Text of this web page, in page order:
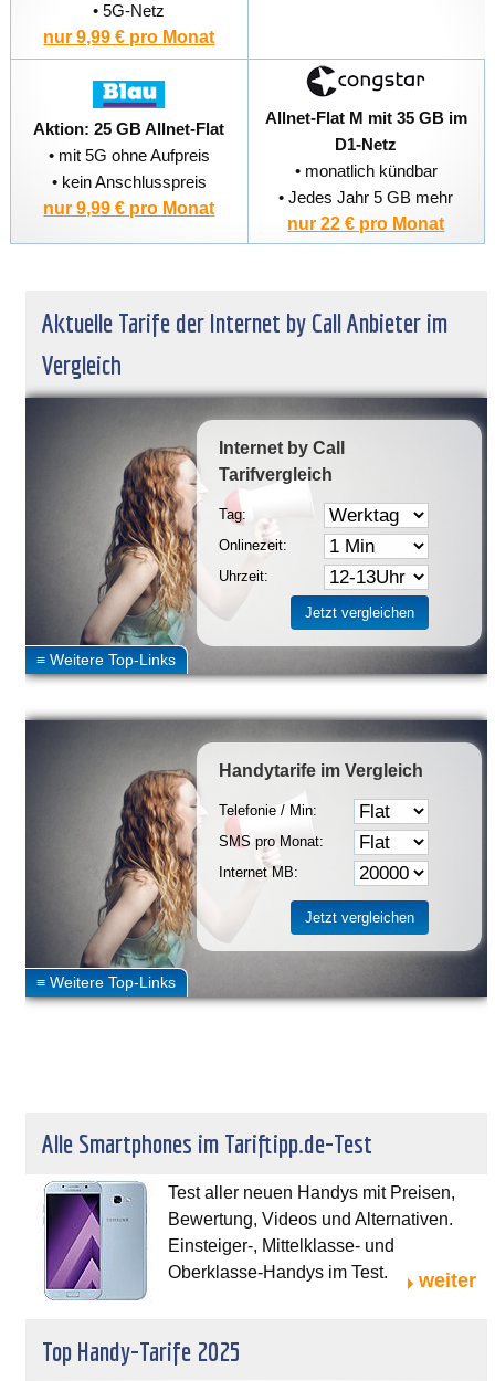
• 5G-Netz
nur 9,99 € pro Monat
Aktion: 25 GB Allnet-Flat
• mit 5G ohne Aufpreis
• kein Anschlusspreis
nur 9,99 € pro Monat
Allnet-Flat M mit 35 GB im
D1-Netz
• monatlich kündbar
• Jedes Jahr 5 GB mehr
nur 22 € pro Monat
Aktuelle Tarife der Internet by Call Anbieter im
Vergleich
Internet by Call
Tarifvergleich
Tag:
Onlinezeit:
Uhrzeit:
Handytarife im Vergleich
Telefonie / Min:
SMS pro Monat:
Internet MB:
Alle Smartphones im Tariftipp.de-Test
Test aller neuen Handys mit Preisen,
Bewertung, Videos und Alternativen.
Einsteiger-, Mittelklasse- und
Oberklasse-Handys im Test.
weiter
Top Handy-Tarife 2025